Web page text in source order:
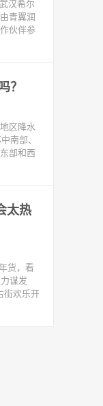
汉希尔
青翼润
伙伴参
？
区降水
南部、
部和西
太热
货，看
谋发
街欢乐开